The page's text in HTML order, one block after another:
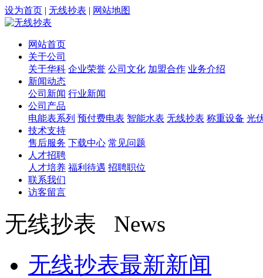
设为首页 | 无线抄表 | 网站地图
网站首页
关于公司
关于华科 企业荣誉 公司文化 加盟合作 业务介绍
新闻动态
公司新闻 行业新闻
公司产品
电能表系列 预付费电表 智能水表 无线抄表 称重设备 光
技术支持
售后服务 下载中心 常见问题
人才招聘
人才培养 福利待遇 招聘职位
联系我们
访客留言
无线抄表 News
无线抄表最新新闻